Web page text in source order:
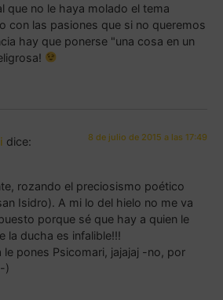
que no le haya molado el tema
con las pasiones que si no queremos
hay que ponerse "una cosa en un
dice: 8 de julio de 2015 a las 17:49
rozando el preciosismo poético
Isidro). A mi lo del hielo no me va
porque sé que hay a quien le
la ducha es infalible!!!
le pones Psicomari, jajajaj -no, por
)